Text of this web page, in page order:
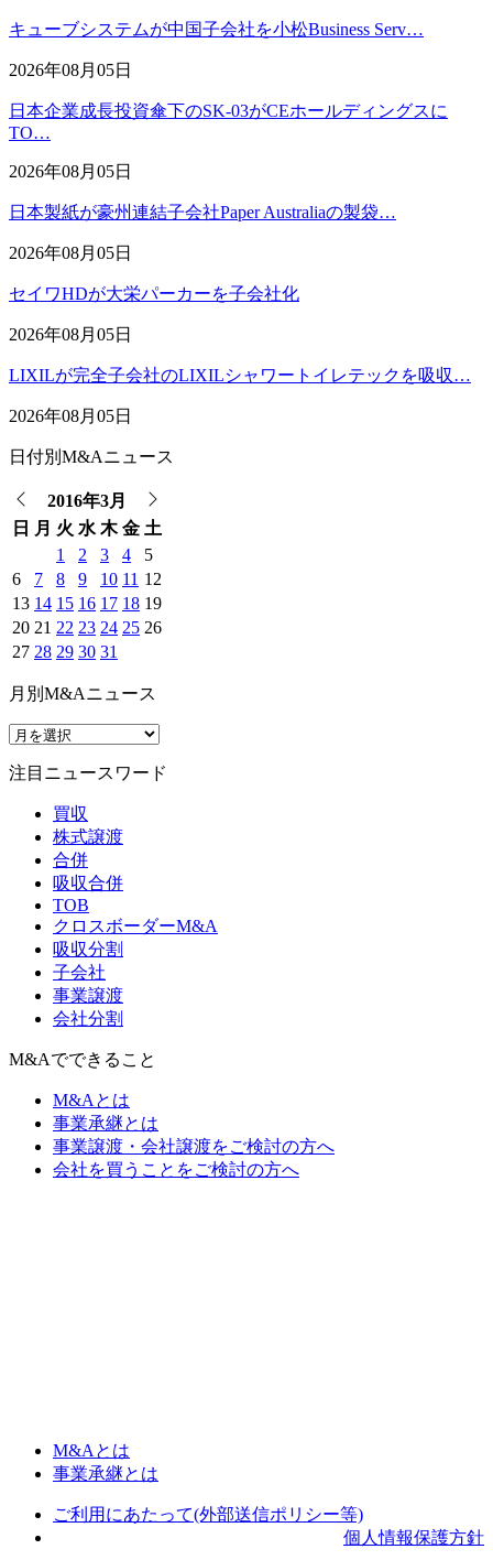
キューブシステムが中国子会社を小松Business Serv…
2026年08月05日
日本企業成長投資傘下のSK-03がCEホールディングスに
TO…
2026年08月05日
日本製紙が豪州連結子会社Paper Australiaの製袋…
2026年08月05日
セイワHDが大栄パーカーを子会社化
2026年08月05日
LIXILが完全子会社のLIXILシャワートイレテックを吸収…
2026年08月05日
日付別M&Aニュース
2016年3月
日
月 火 水 木 金 土
1
2 3 4
5
6
7 8 9 10 11 12
13 14 15 16 17 18 19
20 21 22 23 24 25 26
27 28 29 30 31
月別M&Aニュース
注目ニュースワード
買収
株式譲渡
合併
吸収合併
TOB
クロスボーダーM&A
吸収分割
子会社
事業譲渡
会社分割
M&Aでできること
M&Aとは
事業承継とは
事業譲渡・会社譲渡をご検討の方へ
会社を買うことをご検討の方へ
M&Aとは
事業承継とは
ご利用にあたって(外部送信ポリシー等)
個人情報保護方針